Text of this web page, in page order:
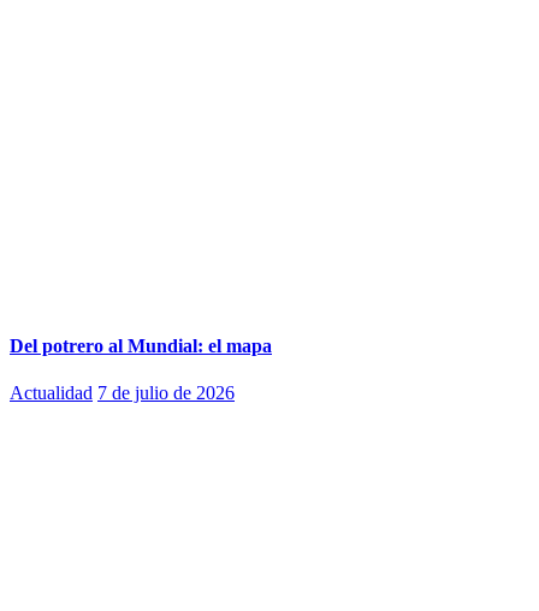
Del potrero al Mundial: el mapa
Actualidad 7 de julio de 2026